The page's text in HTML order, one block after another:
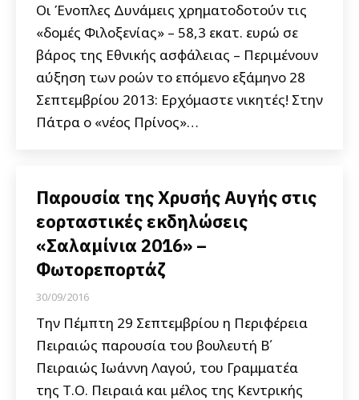
Οι Ένοπλες Δυνάμεις χρηματοδοτούν τις
«δομές Φιλοξενίας» – 58,3 εκατ. ευρώ σε
βάρος της Εθνικής ασφάλειας – Περιμένουν
αύξηση των ροών το επόμενο εξάμηνο 28
Σεπτεμβρίου 2013: Ερχόμαστε νικητές! Στην
Πάτρα ο «νέος Πρίνος»…
Παρουσία της Χρυσής Αυγής στις
εορταστικές εκδηλώσεις
«Σαλαμίνια 2016» –
Φωτορεπορτάζ
30/09/2016
Την Πέμπτη 29 Σεπτεμβρίου η Περιφέρεια
Πειραιώς παρουσία του βουλευτή Β΄
Πειραιώς Ιωάννη Λαγού, του Γραμματέα
της Τ.Ο. Πειραιά και μέλος της Κεντρικής